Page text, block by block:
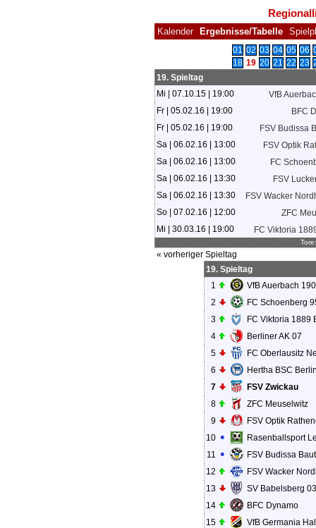
Kalender Ergebnisse/Tabelle
01 02 03 04 05 06
18 19 20 21 22 23
19. Spieltag
Mi | 07.10.15 | 19:00
VfB
Fr | 05.02.16 | 19:00
BFC
Fr | 05.02.16 | 19:00
FSV Budissa
Sa | 06.02.16 | 13:00
FSV Optik
Sa | 06.02.16 | 13:00
FC
Sa | 06.02.16 | 13:30
FSV
Sa | 06.02.16 | 13:30
FSV Wacker
So | 07.02.16 | 12:00
ZFC
Mi | 30.03.16 | 19:00
FC Viktoria
« vorheriger Spieltag
19. Spieltag
1
VfB Auerbach
2
FC Schoenberg
3
FC Viktoria 1889
4
Berliner AK 07
5
FC Oberlausitz
6
Hertha BSC
7
FSV Zwickau
8
ZFC Meuselwitz
9
FSV Optik
10
Rasenballsport
11
FSV Budissa
12
FSV Wacker
13
SV Babelsberg 03
14
BFC Dynamo
15
VfB Germania